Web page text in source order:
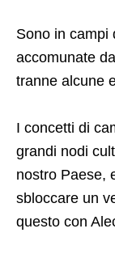
Sono in campi
accomunate
tranne alcune
​I concetti di
grandi nodi
nostro Paese,
sbloccare un
questo con